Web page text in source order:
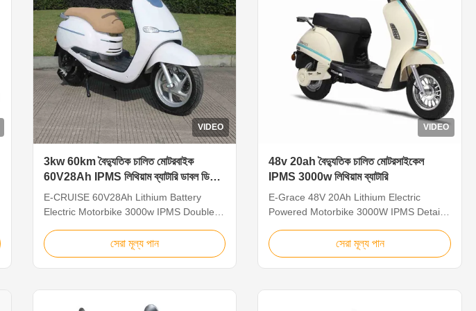
VIDEO
3kw 60km বৈদ্যুতিক চালিত মোটরবাইক
60V28Ah IPMS লিথিয়াম ব্যাটারি ডাবল ডিস্ক
ব্রেক
E-CRUISE 60V28Ah Lithium Battery
Electric Motorbike 3000w IPMS Double
BATTERY BATTERY SILICON LITHIUM
CAPACITY 60V20Ah 60V28Ah BATTERY
WEIGHT 35 16.7 CHARGE
সেরা মূল্য পান
VIDEO
48v 20ah বৈদ্যুতিক চালিত মোটরসাইকেল
IPMS 3000w লিথিয়াম ব্যাটারি
E-Grace 48V 20Ah Lithium Electric
Powered Motorbike 3000W IPMS Details:
BATTERY SILICON LITHIUM CAPACITY
72V20Ah 48V20Ah BATTERY WEIGHT
42 9 CHARGE TIME(HOURS) 8 4
সেরা মূল্য পান